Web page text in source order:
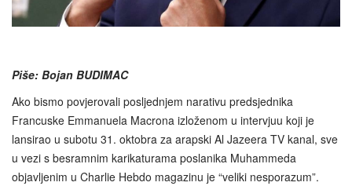
Piše: Bojan BUDIMAC
Ako bismo povjerovali posljednjem narativu predsjednika
Francuske Emmanuela Macrona izloženom u intervjuu koji je
lansirao u subotu 31. oktobra za arapski Al Jazeera TV kanal, sve
u vezi s besramnim karikaturama poslanika Muhammeda
objavljenim u Charlie Hebdo magazinu je “veliki nesporazum”.